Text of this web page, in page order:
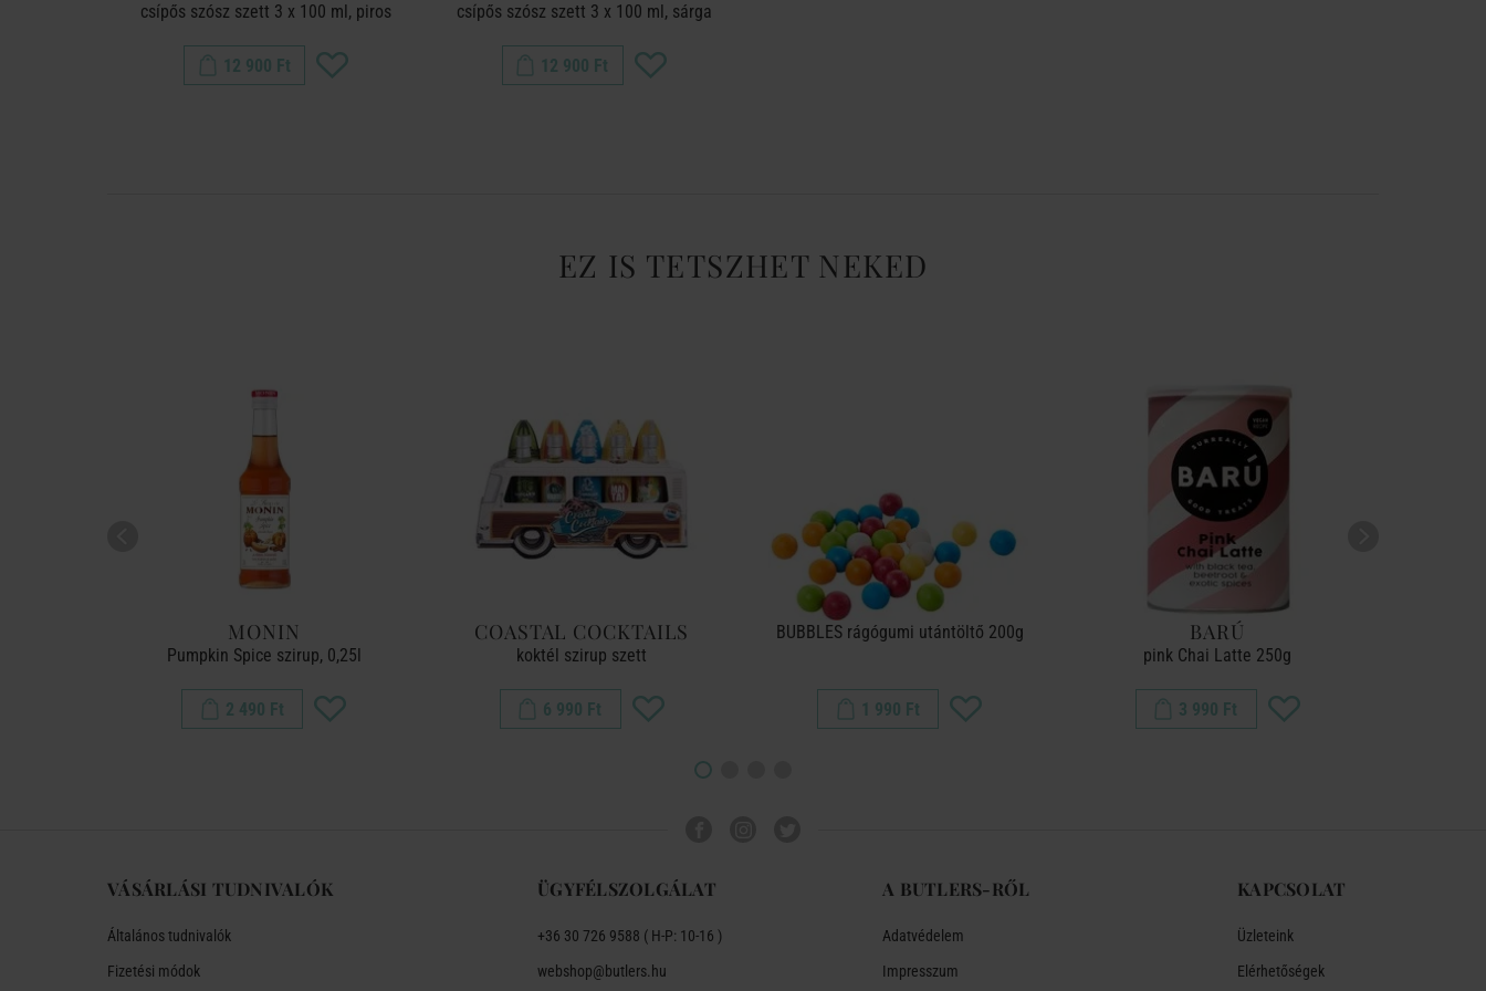
csípős szósz szett 3 x 100 ml, piros
12 900 Ft
csípős szósz szett 3 x 100 ml, sárga
12 900 Ft
EZ IS TETSZHET NEKED
MONIN
Pumpkin Spice szirup, 0,25l
2 490 Ft
COASTAL COCKTAILS
koktél szirup szett
6 990 Ft
BUBBLES rágógumi utántöltő 200g
1 990 Ft
BARÚ
pink Chai Latte 250g
3 990 Ft
VÁSÁRLÁSI TUDNIVALÓK
Általános tudnivalók
Fizetési módok
ÜGYFÉLSZOLGÁLAT
+36 30 726 9588 ( H-P: 10-16 )
webshop@butlers.hu
A BUTLERS-RŐL
Adatvédelem
Impresszum
KAPCSOLAT
Üzleteink
Elérhetőségek